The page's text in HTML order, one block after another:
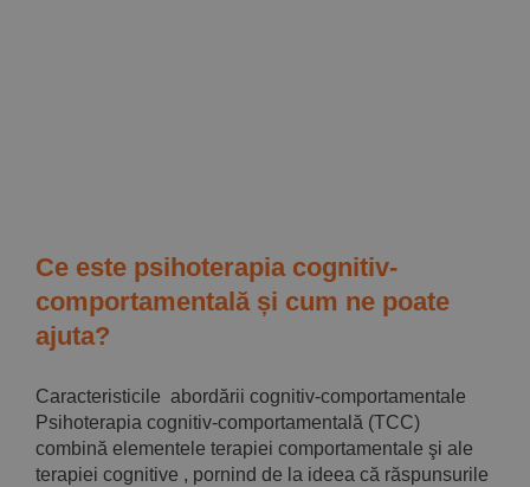
Ce este psihoterapia cognitiv-
comportamentală și cum ne poate
ajuta?
Caracteristicile abordării cognitiv-comportamentale
Psihoterapia cognitiv-comportamentală (TCC)
combină elementele terapiei comportamentale şi ale
terapiei cognitive , pornind de la ideea că răspunsurile